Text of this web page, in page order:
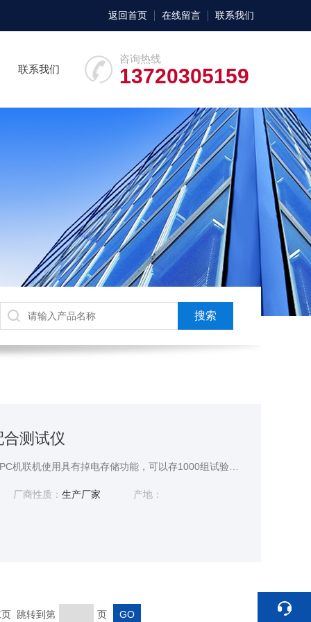
返回首页 在线留言 联系我们
咨询热线
13720305159
联系我们
测试仪
厂商性质： 生产厂家 产地：
跳转到第 页